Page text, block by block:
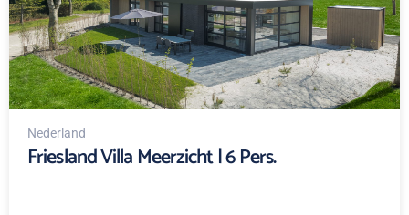
Nederland
Friesland Villa Meerzicht | 6 Pers.